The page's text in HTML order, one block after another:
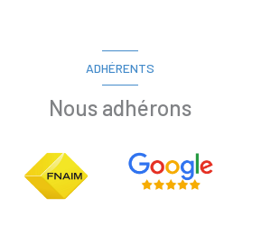
ADHÉRENTS
Nous adhérons